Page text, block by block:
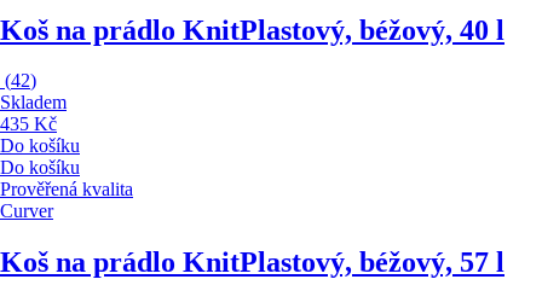
Koš na prádlo KnitPlastový, béžový, 40 l
(42)
Skladem
435 Kč
Do košíku
Do košíku
Prověřená kvalita
Curver
Koš na prádlo KnitPlastový, béžový, 57 l